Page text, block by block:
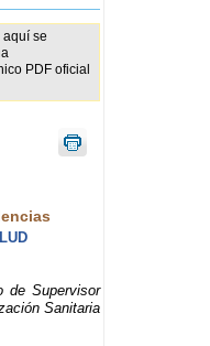
aquí se
PDF oficial
de Supervisor
Sanitaria